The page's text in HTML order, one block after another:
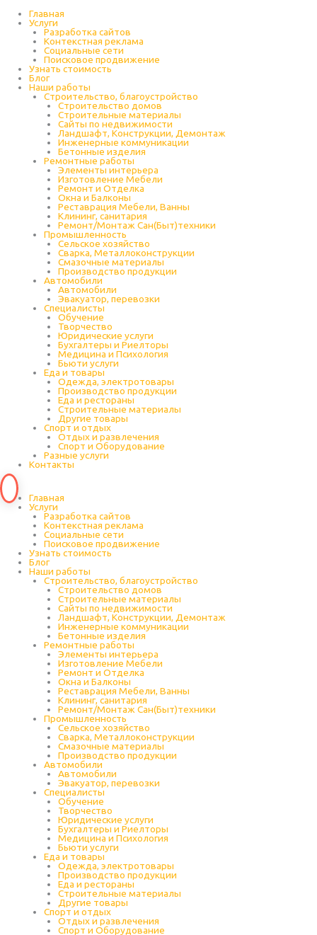
содержимому
Главная
Услуги
Разработка сайтов
Контекстная реклама
Социальные сети
Поисковое продвижение
Узнать стоимость
Блог
Наши работы
Строительство, благоустройство
Строительство домов
Строительные материалы
Сайты по недвижимости
Ландшафт, Конструкции, Демонтаж
Инженерные коммуникации
Бетонные изделия
Ремонтные работы
Элементы интерьера
Изготовление Мебели
Ремонт и Отделка
Окна и Балконы
Реставрация Мебели, Ванны
Клининг, санитария
Ремонт/Монтаж Сан(Быт)техники
Промышленность
Cельское хозяйство
Сварка, Металлоконструкции
Cмазочные материалы
Производство продукции
Автомобили
Автомобили
Эвакуатор, перевозки
Специалисты
Обучение
Творчество
Юридические услуги
Бухгалтеры и Риелторы
Медицина и Психология
Бьюти услуги
Еда и товары
Одежда, электротовары
Производство продукции
Еда и рестораны
Строительные материалы
Другие товары
Спорт и отдых
Отдых и развлечения
Спорт и Оборудование
Разные услуги
Контакты
Главная
Услуги
Разработка сайтов
Контекстная реклама
Социальные сети
Поисковое продвижение
Узнать стоимость
Блог
Наши работы
Строительство, благоустройство
Строительство домов
Строительные материалы
Сайты по недвижимости
Ландшафт, Конструкции, Демонтаж
Инженерные коммуникации
Бетонные изделия
Ремонтные работы
Элементы интерьера
Изготовление Мебели
Ремонт и Отделка
Окна и Балконы
Реставрация Мебели, Ванны
Клининг, санитария
Ремонт/Монтаж Сан(Быт)техники
Промышленность
Cельское хозяйство
Сварка, Металлоконструкции
Cмазочные материалы
Производство продукции
Автомобили
Автомобили
Эвакуатор, перевозки
Специалисты
Обучение
Творчество
Юридические услуги
Бухгалтеры и Риелторы
Медицина и Психология
Бьюти услуги
Еда и товары
Одежда, электротовары
Производство продукции
Еда и рестораны
Строительные материалы
Другие товары
Спорт и отдых
Отдых и развлечения
Спорт и Оборудование